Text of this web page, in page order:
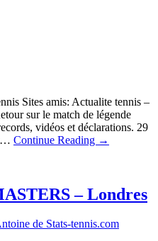
Sites amis: Actualite tennis –
sur le match de légende
vidéos et déclarations. 29
Continue Reading →
– Londres
de Stats-tennis.com